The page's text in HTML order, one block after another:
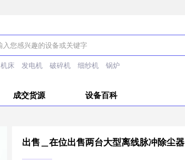
机床 发电机 破碎机 细纱机 锅炉
成交货源 设备百科
出售＿在位出售两台大型离线脉冲除尘器